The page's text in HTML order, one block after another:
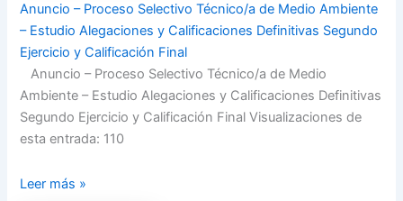
Anuncio – Proceso Selectivo Técnico/a de Medio Ambiente
– Estudio Alegaciones y Calificaciones Definitivas Segundo
Ejercicio y Calificación Final
Anuncio – Proceso Selectivo Técnico/a de Medio
Ambiente – Estudio Alegaciones y Calificaciones Definitivas
Segundo Ejercicio y Calificación Final Visualizaciones de
esta entrada: 110
Leer más »